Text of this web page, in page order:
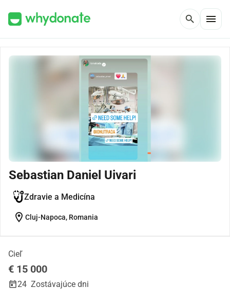
search menu
Sebastian Daniel Uivari
Zdravie a Medicína
location_on Cluj-Napoca, Romania
Cieľ
€ 15 000
24 Zostávajúce dni